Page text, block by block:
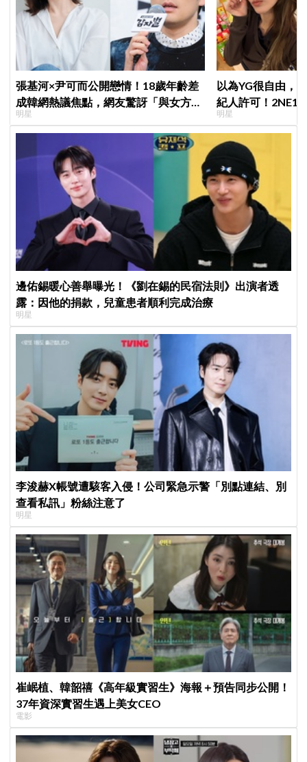
張基河×尹可而公開戀情！18歲年齡差
成韓網熱議焦點，網友驚訝「與女方媽
媽僅差5歲」
明星
以為YG很自由，
紀人許可！2NE1
羨慕少女時代」
明星
邊佑錫暖心善舉曝光！《劉在錫的民宿法則》出演者透
露：因他的捐款，兒童患者順利完成治療
明星
李浚赫X帳號遭駭客入侵！公司緊急示警「別點連結、別
查看私訊」粉絲注意了
明星
崔岷植、韓韶禧《高年級實習生》海報＋預告同步公開！
37年資深實習生遇上美女CEO
電影